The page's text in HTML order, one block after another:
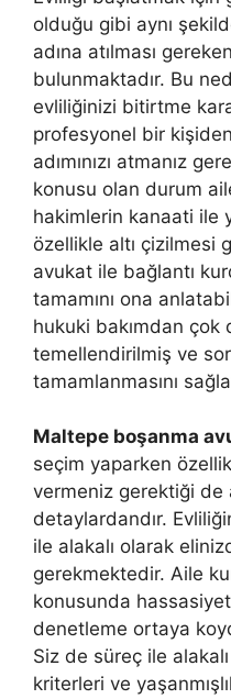
olduğu gibi aynı
adına atılması
bulunmaktadır. Bu
evliliğinizi bitirtme
profesyonel bir
adımınızı atmanız
konusu olan durum
hakimlerin kanaati ile
özellikle altı çizilmesi
avukat ile bağlantı
tamamını ona
hukuki bakımdan çok
temellendirilmiş ve
tamamlanmasını
Maltepe boşanma
seçim yaparken
vermeniz gerektiği de
detaylardandır.
ile alakalı olarak
gerekmektedir. Aile
konusunda
denetleme ortaya
Siz de süreç ile
kriterleri ve